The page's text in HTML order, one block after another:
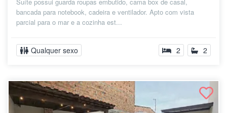
bancada para notebook, cadeira e ventilador. Apto com vista
parcial para o mar e a cozinha est...
Qualquer sexo 2 2